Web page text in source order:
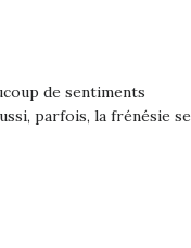
de sentiments
parfois, la frénésie se